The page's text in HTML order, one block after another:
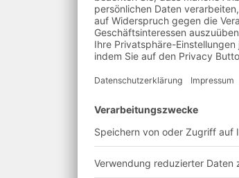
Automatisierungslösungen